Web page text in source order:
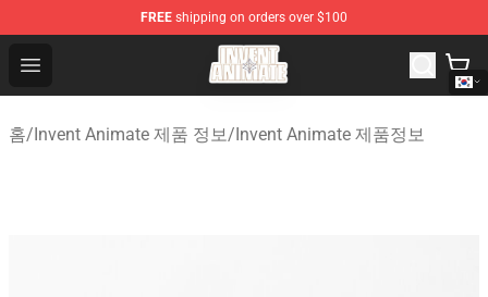
FREE shipping on orders over $100
Open menu
Invent Animate Shop - Official Invent Animate
홈/Invent Animate 제품 정보/Invent Animate 제품정보